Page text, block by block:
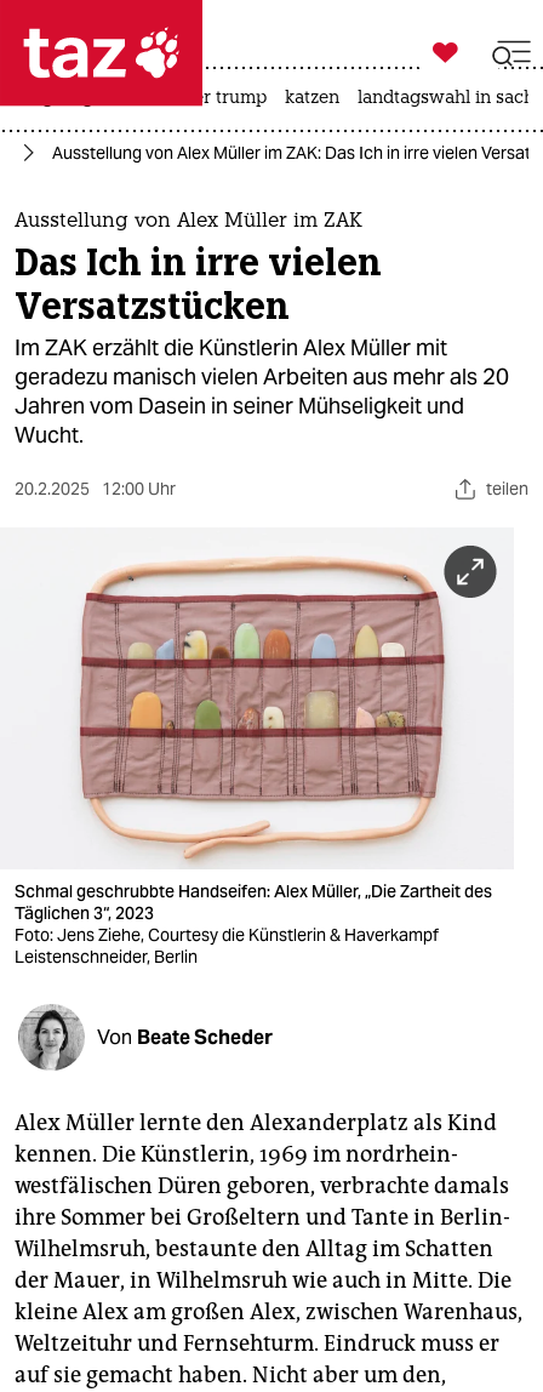
 taz zahl ich
taz zahl ich
themen
politik
öko
gesellschaft
kultur
sport
wahrheit
verlag
veranstaltungen
fragen & hilfe
unterstützen
genossenschaft

taz zahl ich
usa unter trump katzen landtagswahl in
Ausstellung von Alex Müller im ZAK: Das Ich in irre vielen
Ausstellung von Alex Müller im ZAK
Das Ich in irre vielen
Versatzstücken
Im ZAK erzählt die Künstlerin Alex Müller mit
geradezu manisch vielen Arbeiten aus mehr als 20
Jahren vom Dasein in seiner Mühseligkeit und
Wucht.
20.2.2025 12:00 Uhr teilen
Schmal geschrubbte Handseifen: Alex Müller, „Die Zartheit des
Täglichen 3“, 2023
Foto: Jens Ziehe, Courtesy die Künstlerin & Haverkampf
Leistenschneider, Berlin
Von Beate Scheder
Alex Müller lernte den Alexanderplatz als Kind
kennen. Die Künstlerin, 1969 im nordrhein-
westfälischen Düren geboren, verbrachte damals
ihre Sommer bei Großeltern und Tante in Berlin-
Wilhelmsruh, bestaunte den Alltag im Schatten
der Mauer, in Wilhelmsruh wie auch in Mitte. Die
kleine Alex am großen Alex, zwischen Warenhaus,
Weltzeituhr und Fernsehturm. Eindruck muss er
auf sie gemacht haben. Nicht aber um den,